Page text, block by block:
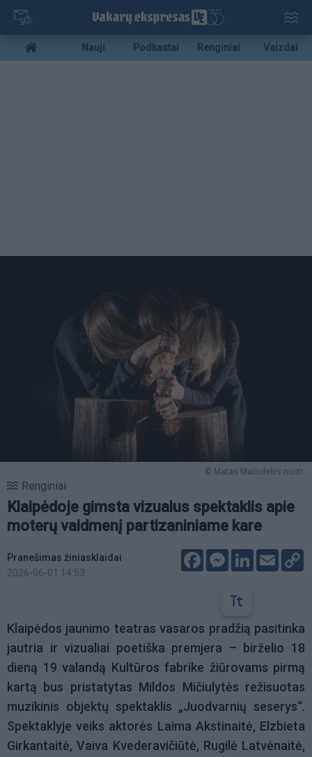
Pereiti
pagrindinį
turinį
Mobile
menu
Nauji Podkastai Renginiai Vaizdai
© Matas Mačiulskis nuotr.
Renginiai
Klaipėdoje gimsta vizualus spektaklis apie
moterų vaidmenį partizaniniame kare
Pranešimas žiniasklaidai
2026-06-01 14:53
FacebookMessenger
LinkedIn
Email
Klaipėdos jaunimo teatras vasaros pradžią pasitinka
jautria ir vizualiai poetiška premjera – birželio 18
dieną 19 valandą Kultūros fabrike žiūrovams pirmą
kartą bus pristatytas Mildos Mičiulytės režisuotas
muzikinis objektų spektaklis „Juodvarnių seserys“.
Spektaklyje veiks aktorės Laima Akstinaitė, Elzbieta
Girkantaitė, Vaiva Kvederavičiūtė, Rugilė Latvėnaitė,